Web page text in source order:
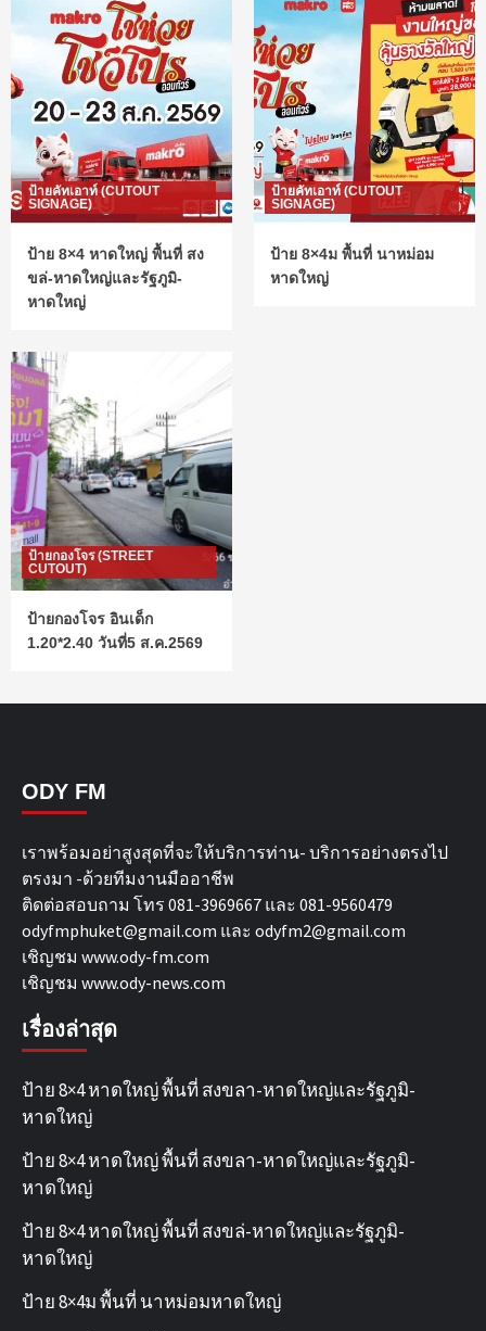
ป้ายคัทเอาท์ (CUTOUT
SIGNAGE)
ป้าย 8×4 หาดใหญ่ พื้นที่ สง
ขล่-หาดใหญ่และรัฐภูมิ-
หาดใหญ่
ป้ายคัทเอาท์ (CUTOUT
SIGNAGE)
ป้าย 8×4ม พื้นที่ นาหม่อม
หาดใหญ่
ป้ายกองโจร (STREET
CUTOUT)
ป้ายกองโจร อินเด็ก
1.20*2.40 วันที่5 ส.ค.2569
ODY FM
เราพร้อมอย่าสูงสุดที่จะให้บริการท่าน- บริการอย่างตรงไป
ตรงมา -ด้วยทีมงานมืออาชีพ
ติดต่อสอบถาม โทร 081-3969667 และ 081-9560479
odyfmphuket@gmail.com และ odyfm2@gmail.com
เชิญชม www.ody-fm.com
เชิญชม www.ody-news.com
เรื่องล่าสุด
ป้าย 8×4 หาดใหญ่ พื้นที่ สงขลา-หาดใหญ่และรัฐภูมิ-
หาดใหญ่
ป้าย 8×4 หาดใหญ่ พื้นที่ สงขลา-หาดใหญ่และรัฐภูมิ-
หาดใหญ่
ป้าย 8×4 หาดใหญ่ พื้นที่ สงขล่-หาดใหญ่และรัฐภูมิ-
หาดใหญ่
ป้าย 8×4ม พื้นที่ นาหม่อมหาดใหญ่